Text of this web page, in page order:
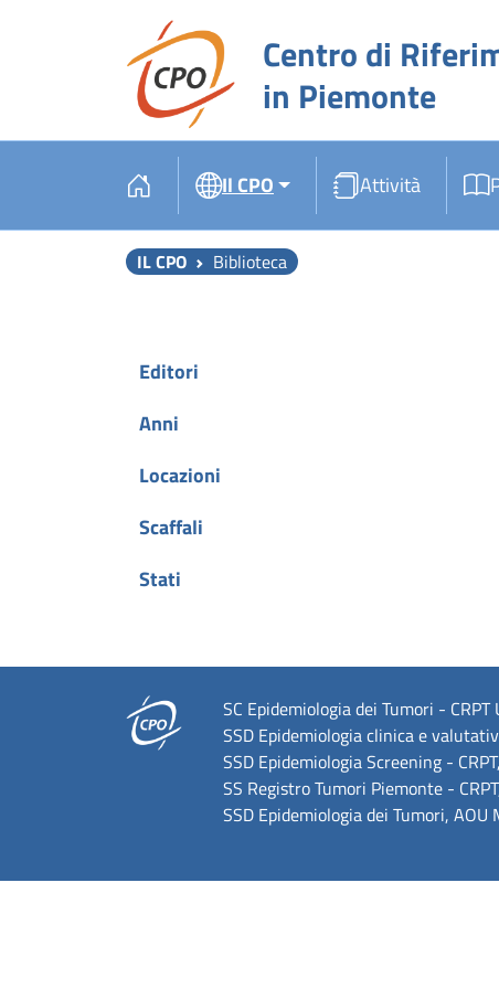
Centro di
in Piemonte
Il CPO Attività
IL CPO Biblioteca
Editori
Anni
Locazioni
Scaffali
Stati
SC Epidemiologia dei Tumori -
SSD Epidemiologia clinica e
SSD Epidemiologia Screening -
SS Registro Tumori Piemonte -
SSD Epidemiologia dei Tumori,